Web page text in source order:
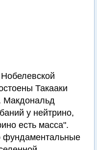
Такааки
Макдональд
у нейтрино,
есть масса".
фундаментальные